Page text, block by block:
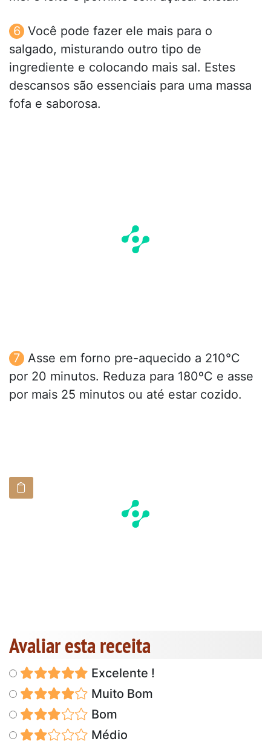
Você pode fazer ele mais para o
salgado, misturando outro tipo de
ingrediente e colocando mais sal. Estes
descansos são essenciais para uma massa
fofa e saborosa.
Asse em forno pre-aquecido a 210°C
por 20 minutos. Reduza para 180ºC e asse
por mais 25 minutos ou até estar cozido.
Avaliar esta receita
Excelente !
Muito Bom
Bom
Médio